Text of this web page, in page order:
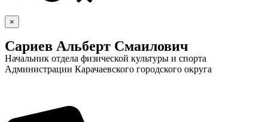
×
Сариев Альберт Смаилович
Начальник отдела физической культуры и спорта
Администрации Карачаевского городского округа